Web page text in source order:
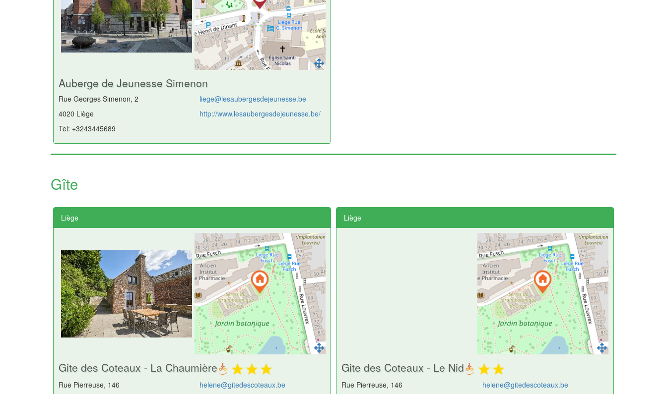
Auberge de Jeunesse Simenon
Rue Georges Simenon, 2
4020 Liège
Tel: +3243445689
liege@lesaubergesdejeunesse.be
http://www.lesaubergesdejeunesse.be/
Gîte
Liège
Gite des Coteaux - La Chaumière
Rue Pierreuse, 146
helene@gitedescoteaux.be
Liège
Gite des Coteaux - Le Nid
Rue Pierreuse, 146
helene@gitedescoteaux.be